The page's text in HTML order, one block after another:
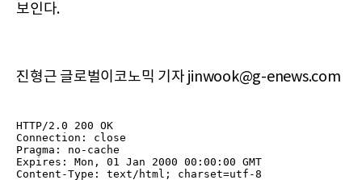
보인다.
진형근 글로벌이코노믹 기자 jinwook@g-enews.com